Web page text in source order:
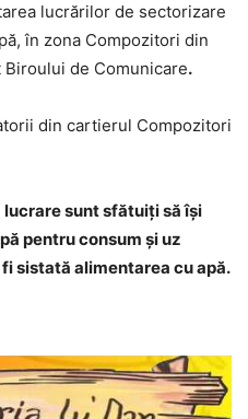
lucrărilor de sectorizare
în zona Compozitori din
de Comunicare.
din cartierul Compozitori
sunt sfătuiţi să își
pentru consum și uz
sistată alimentarea cu apă.